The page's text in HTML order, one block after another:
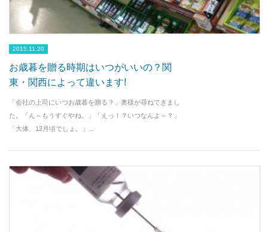
2015.11.20
お歳暮を贈る時期はいつがいいの？関
東・関西によって違います!
「会社の上司にいつお歳暮を贈る？」奥様が尋ねてきまし
た。「ん～もうすぐやね。」「えっ！？いつなんよ～？」
「大体、12月頃でしょ。」...